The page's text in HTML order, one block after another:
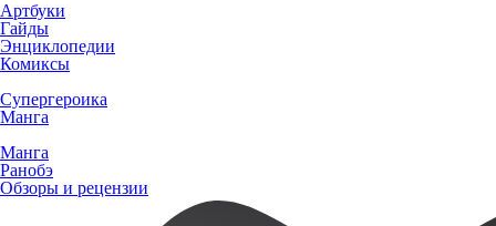
Артбуки
Гайды
Энциклопедии
Комиксы
Супергероика
Манга
Манга
Ранобэ
Обзоры и рецензии